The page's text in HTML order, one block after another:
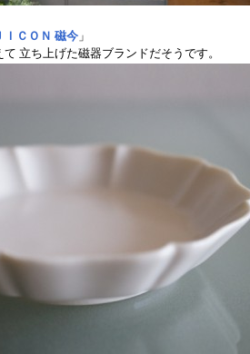
ＩＣＯＮ 磁今 」
て 立ち上げた磁器ブランドだそうです。